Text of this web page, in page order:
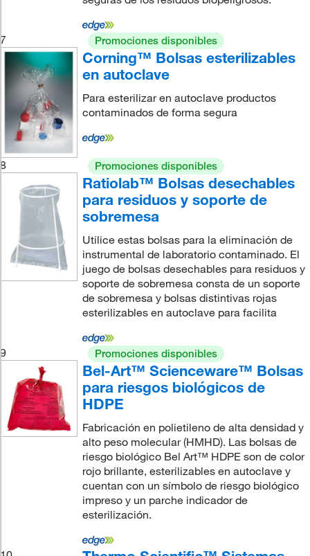
7 Promociones disponibles
Corning™ Bolsas esterilizables
en autoclave
Para esterilizar en autoclave productos
contaminados de forma segura
8 Promociones disponibles
Ratiolab™ Bolsas desechables
para residuos y soporte de
sobremesa
Utilice estas bolsas para la eliminación de
instrumental de laboratorio contaminado. El
juego de bolsas desechables para residuos y
soporte de sobremesa consta de un soporte
de sobremesa y bolsas distintivas rojas
esterilizables en autoclave para facilita
9 Promociones disponibles
Bel-Art™ Scienceware™ Bolsas
para riesgos biológicos de
HDPE
Fabricación en polietileno de alta densidad y
alto peso molecular (HMHD). Las bolsas de
riesgo biológico Bel Art™ HDPE son de color
rojo brillante, esterilizables en autoclave y
cuentan con un símbolo de riesgo biológico
impreso y un parche indicador de
esterilización.